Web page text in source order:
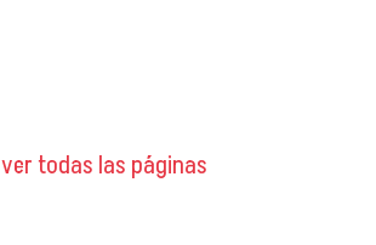
ver todas las páginas